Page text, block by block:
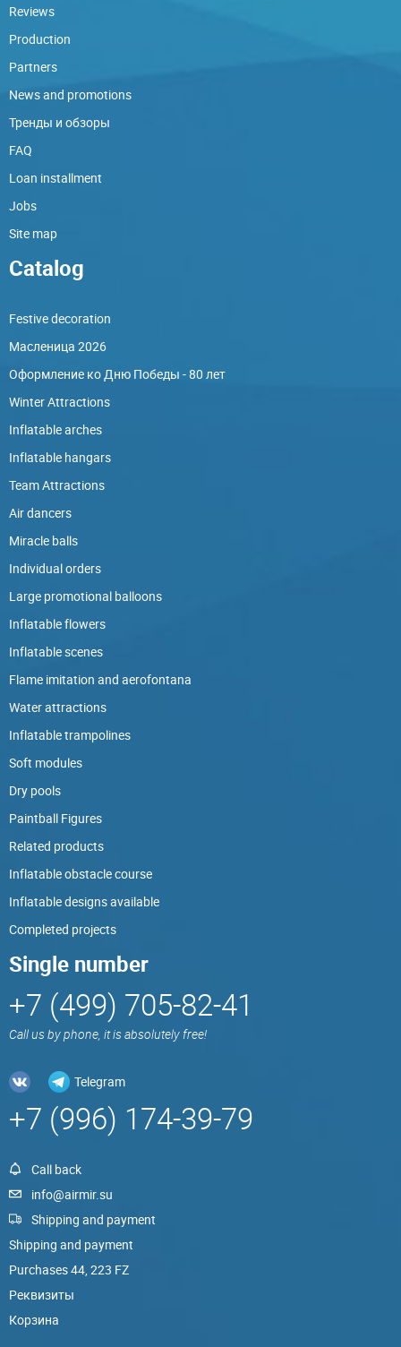
Reviews
Production
Partners
News and promotions
Тренды и обзоры
FAQ
Loan installment
Jobs
Site map
Catalog
Festive decoration
Масленица 2026
Оформление ко Дню Победы - 80 лет
Winter Attractions
Inflatable arches
Inflatable hangars
Team Attractions
Air dancers
Miracle balls
Individual orders
Large promotional balloons
Inflatable flowers
Inflatable scenes
Flame imitation and aerofontana
Water attractions
Inflatable trampolines
Soft modules
Dry pools
Paintball Figures
Related products
Inflatable obstacle course
Inflatable designs available
Completed projects
Single number
+7 (499) 705-82-41
Call us by phone, it is absolutely free!
Telegram
+7 (996) 174-39-79
Call back
info@airmir.su
Shipping and payment
Shipping and payment
Purchases 44, 223 FZ
Реквизиты
Корзина